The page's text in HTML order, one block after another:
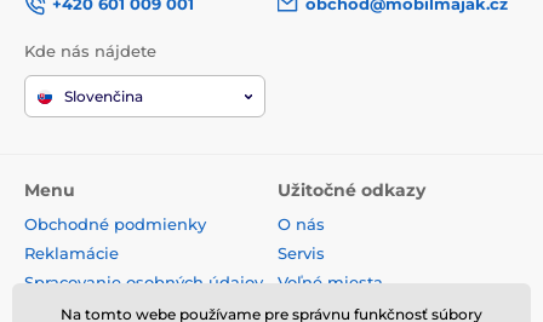
+420 601 009 001
obchod@mobilmajak.cz
Kde nás nájdete
Slovenčina
Menu
Obchodné podmienky
Reklamácie
Spracovanie osobných údajov
Doprava a platba
Užitočné odkazy
O nás
Servis
Voľné miesta
Kontakt
Na tomto webe používame pre správnu funkčnosť súbory